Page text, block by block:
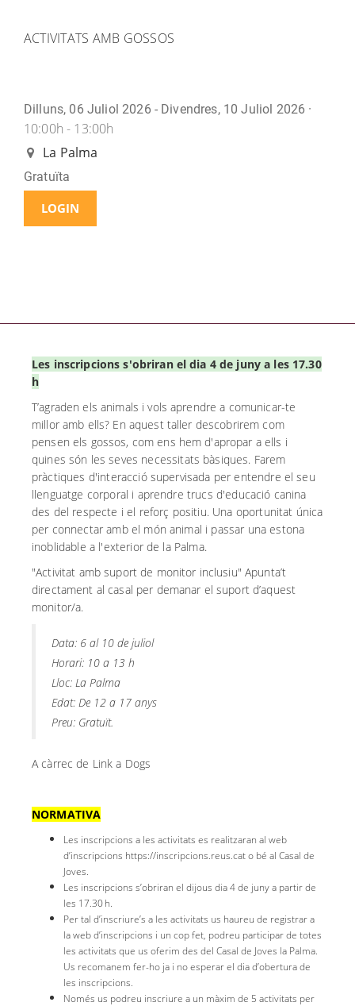
ACTIVITATS AMB GOSSOS
Dilluns, 06 Juliol 2026 - Divendres, 10 Juliol 2026 ·
10:00h - 13:00h
La Palma
Gratuïta
LOGIN
Les inscripcions s'obriran el dia 4 de juny a les 17.30
h
T’agraden els animals i vols aprendre a comunicar-te
millor amb ells? En aquest taller descobrirem com
pensen els gossos, com ens hem d'apropar a ells i
quines són les seves necessitats bàsiques. Farem
pràctiques d'interacció supervisada per entendre el seu
llenguatge corporal i aprendre trucs d'educació canina
des del respecte i el reforç positiu. Una oportunitat única
per connectar amb el món animal i passar una estona
inoblidable a l'exterior de la Palma.
"Activitat amb suport de monitor inclusiu" Apunta’t
directament al casal per demanar el suport d’aquest
monitor/a.
Data: 6 al 10 de juliol
Horari: 10 a 13 h
Lloc: La Palma
Edat: De 12 a 17 anys
Preu: Gratuït.
A càrrec de Link a Dogs
NORMATIVA
Les inscripcions a les activitats es realitzaran al web
d’inscripcions https://inscripcions.reus.cat o bé al Casal de
Joves.
Les inscripcions s’obriran el dijous dia 4 de juny a partir de
les 17.30 h.
Per tal d’inscriure’s a les activitats us haureu de registrar a
la web d’inscripcions i un cop fet, podreu participar de totes
les activitats que us oferim des del Casal de Joves la Palma.
Us recomanem fer-ho ja i no esperar el dia d’obertura de
les inscripcions.
Només us podreu inscriure a un màxim de 5 activitats per